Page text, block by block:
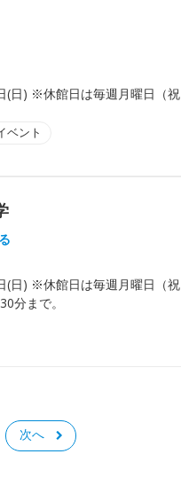
(日) ※休館日は毎週月曜日（祝
ベント
(日) ※休館日は毎週月曜日（祝
分まで。
次へ